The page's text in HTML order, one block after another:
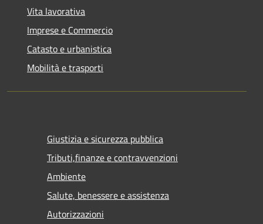
Vita lavorativa
Imprese e Commercio
Catasto e urbanistica
Mobilità e trasporti
Giustizia e sicurezza pubblica
Tributi,finanze e contravvenzioni
Ambiente
Salute, benessere e assistenza
Autorizzazioni